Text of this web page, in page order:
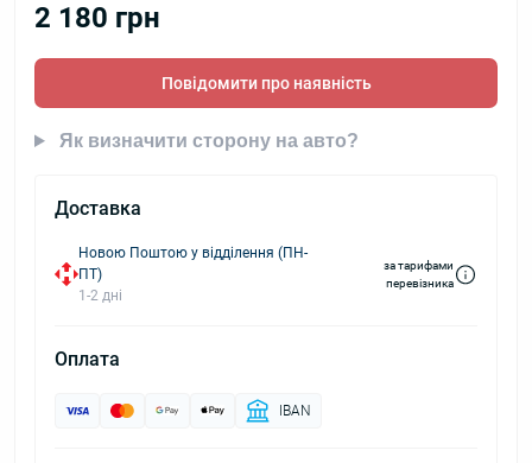
2 180 грн
Повідомити про наявність
Як визначити сторону на авто?
Доставка
Новою Поштою у відділення (ПН-
ПТ)
1-2 дні
за тарифами
перевізника
Оплата
IBAN